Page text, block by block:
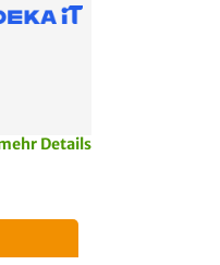
Details